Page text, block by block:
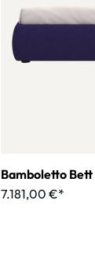
Bamboletto Bett
7.181,00 €*